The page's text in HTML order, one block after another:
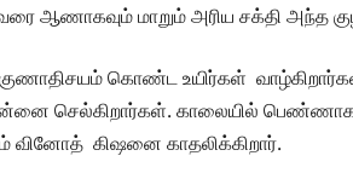
ஆணாகவும் மாறும் அரிய சக்தி அந்த
கொண்ட உயிர்கள்
செல்கிறார்கள். காலையில் பெண்ணாக
வினோத் கிஷனை காதலிக்கிறார்.